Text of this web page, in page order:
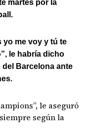
martes por la
yo me voy y tú te
le habría dicho
del Barcelona ante
le aseguró
según la